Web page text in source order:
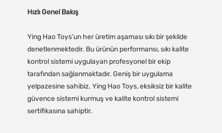
Hızlı Genel Bakış
Ying Hao Toys’un her üretim aşaması sıkı bir şekilde
denetlenmektedir. Bu ürünün performansı, sıkı kalite
kontrol sistemi uygulayan profesyonel bir ekip
tarafından sağlanmaktadır. Geniş bir uygulama
yelpazesine sahibiz. Ying Hao Toys, eksiksiz bir kalite
güvence sistemi kurmuş ve kalite kontrol sistemi
sertifikasına sahiptir.